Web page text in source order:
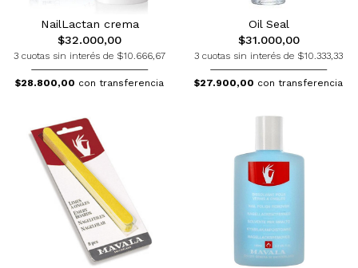
NailLactan crema
$32.000,00
3 cuotas sin interés de $10.666,67
$28.800,00 con transferencia
Oil Seal
$31.000,00
3 cuotas sin interés de $10.333,33
$27.900,00 con transferencia